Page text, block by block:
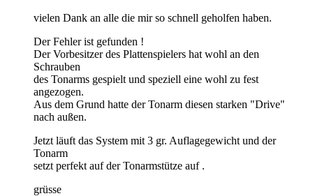
vielen Dank an alle die mir so schnell geholfen haben.
Der Fehler ist gefunden !
Der Vorbesitzer des Plattenspielers hat wohl an den
Schrauben
des Tonarms gespielt und speziell eine wohl zu fest
angezogen.
Aus dem Grund hatte der Tonarm diesen starken "Drive"
nach außen.
Jetzt läuft das System mit 3 gr. Auflagegewicht und der
Tonarm
setzt perfekt auf der Tonarmstütze auf .
grüsse